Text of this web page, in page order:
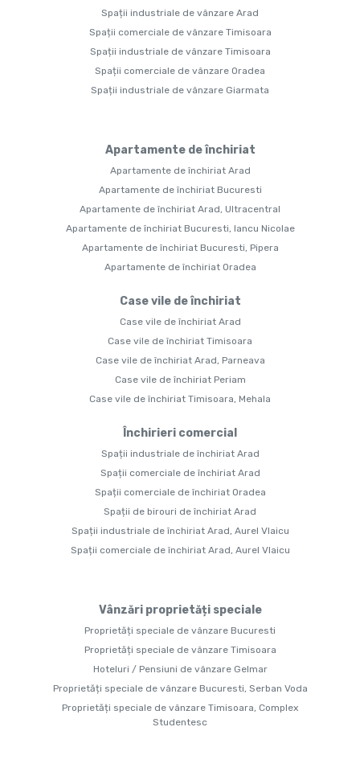
Spații industriale de vânzare Arad
Spații comerciale de vânzare Timisoara
Spații industriale de vânzare Timisoara
Spații comerciale de vânzare Oradea
Spații industriale de vânzare Giarmata
Apartamente de închiriat
Apartamente de închiriat Arad
Apartamente de închiriat Bucuresti
Apartamente de închiriat Arad, Ultracentral
Apartamente de închiriat Bucuresti, Iancu Nicolae
Apartamente de închiriat Bucuresti, Pipera
Apartamente de închiriat Oradea
Case vile de închiriat
Case vile de închiriat Arad
Case vile de închiriat Timisoara
Case vile de închiriat Arad, Parneava
Case vile de închiriat Periam
Case vile de închiriat Timisoara, Mehala
Închirieri comercial
Spații industriale de închiriat Arad
Spații comerciale de închiriat Arad
Spații comerciale de închiriat Oradea
Spații de birouri de închiriat Arad
Spații industriale de închiriat Arad, Aurel Vlaicu
Spații comerciale de închiriat Arad, Aurel Vlaicu
Vânzări proprietăți speciale
Proprietăți speciale de vânzare Bucuresti
Proprietăți speciale de vânzare Timisoara
Hoteluri / Pensiuni de vânzare Gelmar
Proprietăți speciale de vânzare Bucuresti, Serban Voda
Proprietăți speciale de vânzare Timisoara, Complex
Studentesc